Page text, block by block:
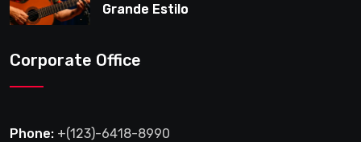
Grande Estilo
Corporate Office
Phone: +(123)-6418-8990